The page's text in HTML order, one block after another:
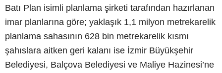
Batı Plan isimli planlama şirketi tarafından hazırlanan
imar planlarına göre; yaklaşık 1,1 milyon metrekarelik
planlama sahasının 628 bin metrekarelik kısmı
şahıslara aitken geri kalanı ise İzmir Büyükşehir
Belediyesi, Balçova Belediyesi ve Maliye Hazinesi’ne